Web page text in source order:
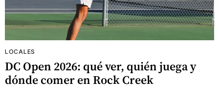
LOCALES
DC Open 2026: qué ver, quién juega y
dónde comer en Rock Creek